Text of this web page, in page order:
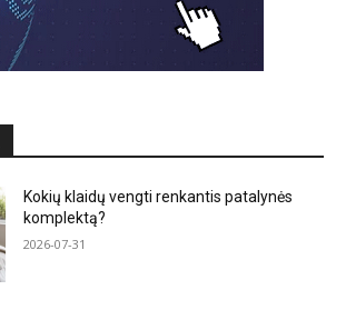
Kokių klaidų vengti renkantis patalynės
komplektą?
2026-07-31